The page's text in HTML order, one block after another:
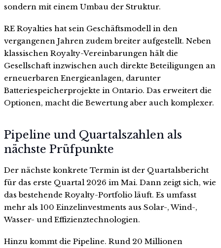
sondern mit einem Umbau der Struktur.
RE Royalties hat sein Geschäftsmodell in den
vergangenen Jahren zudem breiter aufgestellt. Neben
klassischen Royalty-Vereinbarungen hält die
Gesellschaft inzwischen auch direkte Beteiligungen an
erneuerbaren Energieanlagen, darunter
Batteriespeicherprojekte in Ontario. Das erweitert die
Optionen, macht die Bewertung aber auch komplexer.
Pipeline und Quartalszahlen als
nächste Prüfpunkte
Der nächste konkrete Termin ist der Quartalsbericht
für das erste Quartal 2026 im Mai. Dann zeigt sich, wie
das bestehende Royalty-Portfolio läuft. Es umfasst
mehr als 100 Einzelinvestments aus Solar-, Wind-,
Wasser- und Effizienztechnologien.
Hinzu kommt die Pipeline. Rund 20 Millionen